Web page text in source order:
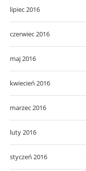
lipiec 2016
czerwiec 2016
maj 2016
kwiecień 2016
marzec 2016
luty 2016
styczeń 2016